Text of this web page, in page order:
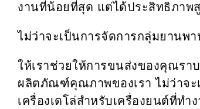
งานที่น้อยที่สุด แต่ได้ประสิทธิภาพ
ไม่ว่าจะเป็นการจัดการกลุ่มยานพ
ให้เราช่วยให้การขนส่งของคุณร
ผลิตภัณฑ์คุณภาพของเรา ไม่ว่าจะ
เครื่องเดโล่สำหรับเครื่องยนต์ที่ท